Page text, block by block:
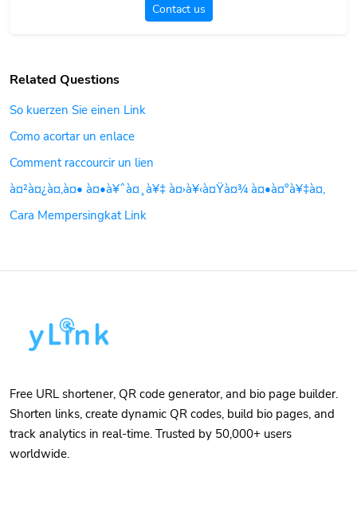
Contact us
Related Questions
So kuerzen Sie einen Link
Como acortar un enlace
Comment raccourcir un lien
à¤²à¤¿à¤‚à¤• à¤•à¥ˆà¤¸à¥‡ à¤›à¥‹à¤Ÿà¤¾ à¤•à¤°à¥‡à¤‚
Cara Mempersingkat Link
Free URL shortener, QR code generator, and bio page builder.
Shorten links, create dynamic QR codes, build bio pages, and
track analytics in real-time. Trusted by 50,000+ users
worldwide.